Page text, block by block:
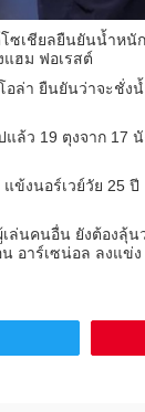
ซเชียลยืนยันน้ำหนั
แฮม ฟอเรสต์
อล่า ยืนยันว่าจะชั่
ล้ว 19 ตุงจาก 17
แข้งนอร์เวย์วัย
ล่นคนอื่น ยังต้องลุ้น
อาร์เซน่อล ลงแข่ง